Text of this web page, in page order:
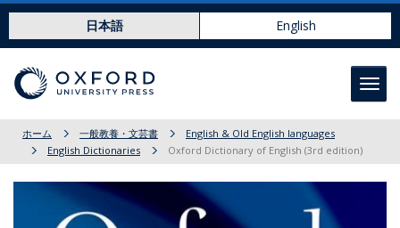
日本語 English
ホーム 一般教養・文芸書
English & Old English languages
English Dictionaries
Oxford Dictionary of English (3rd edition)